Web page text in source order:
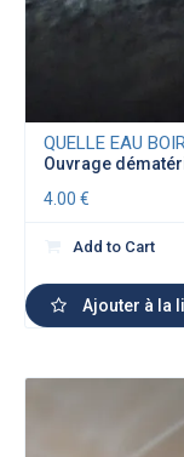
QUELLE EAU
Ouvrage
4.00€
Add to Cart
Ajouter à la